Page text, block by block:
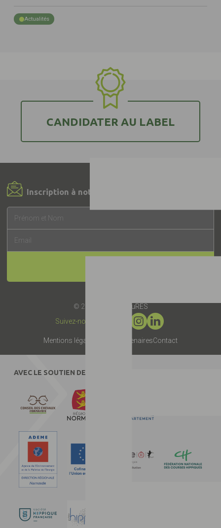
Actualités
CANDIDATER AU LABEL
Inscription à notre Newsletter !
© 2019 -
Label EquuRES
Suivez-nous :
Mentions légales PartenairesContact
AVEC LE SOUTIEN DE :